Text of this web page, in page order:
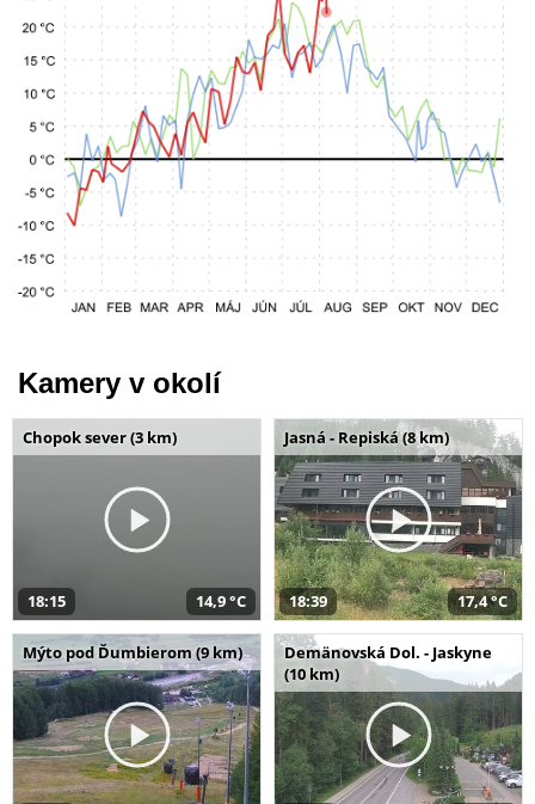
Kamery v okolí
Chopok sever (3 km)
18:15 14,9 °C
Jasná - Repiská (8 km)
18:39 17,4 °C
Mýto pod Ďumbierom (9 km)
Demänovská Dol. - Jaskyne
(10 km)